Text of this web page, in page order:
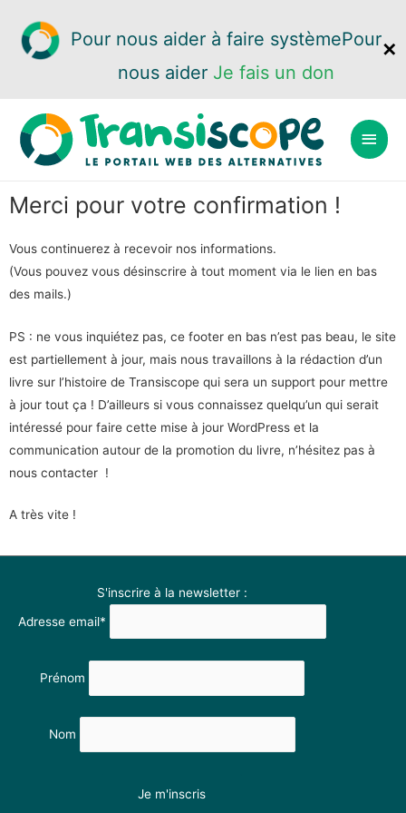
Pour nous aider à faire systèmePour
nous aider Je fais un don
✕
Merci pour votre confirmation !
Vous continuerez à recevoir nos informations.
(Vous pouvez vous désinscrire à tout moment via le lien en bas
des mails.)
PS : ne vous inquiétez pas, ce footer en bas n’est pas beau, le site
est partiellement à jour, mais nous travaillons à la rédaction d’un
livre sur l’histoire de Transiscope qui sera un support pour mettre
à jour tout ça ! D’ailleurs si vous connaissez quelqu’un qui serait
intéressé pour faire cette mise à jour WordPress et la
communication autour de la promotion du livre, n’hésitez pas à
nous contacter !
A très vite !
S'inscrire à la newsletter :
Adresse email*
Prénom
Nom